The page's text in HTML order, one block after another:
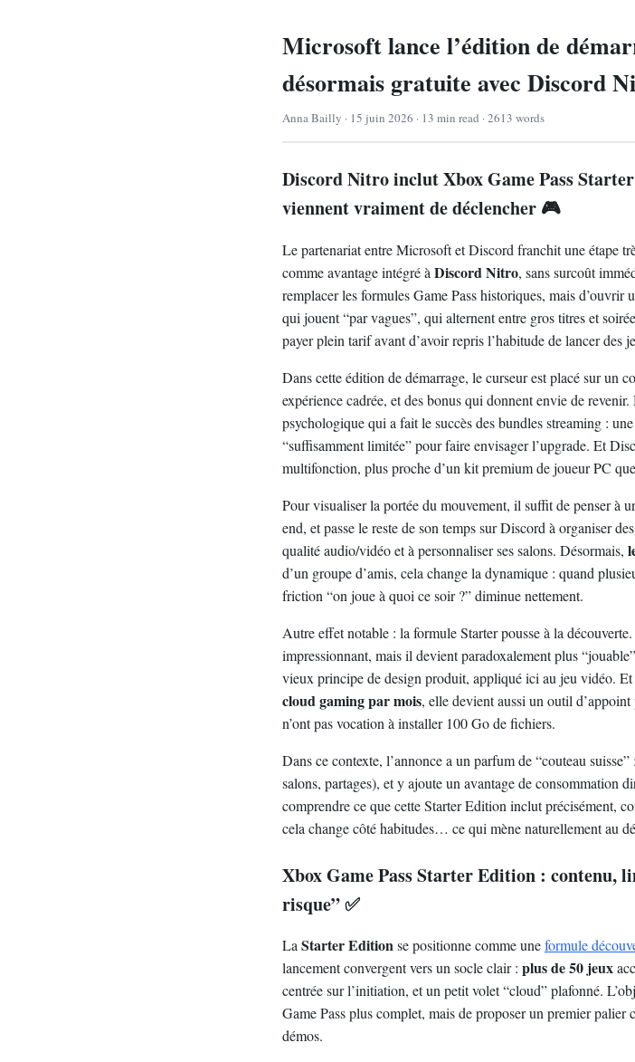
Microsoft lance l’édition de
désormais gratuite avec Discord
Anna Bailly · 15 juin 2026 · 13 min read · 2613 words
Discord Nitro inclut Xbox Game Pass
viennent vraiment de déclencher 🎮
Le partenariat entre Microsoft et Discord franchit une étape
comme avantage intégré à Discord Nitro, sans surcoût
remplacer les formules Game Pass historiques, mais d’ouvrir
qui jouent “par vagues”, qui alternent entre gros titres et
payer plein tarif avant d’avoir repris l’habitude de lancer des
Dans cette édition de démarrage, le curseur est placé sur un
expérience cadrée, et des bonus qui donnent envie de
psychologique qui a fait le succès des bundles streaming :
“suffisamment limitée” pour faire envisager l’upgrade. Et
multifonction, plus proche d’un kit premium de joueur PC
Pour visualiser la portée du mouvement, il suffit de penser à
end, et passe le reste de son temps sur Discord à organiser
qualité audio/vidéo et à personnaliser ses salons. Désormais,
d’un groupe d’amis, cela change la dynamique : quand
friction “on joue à quoi ce soir ?” diminue nettement.
Autre effet notable : la formule Starter pousse à la
impressionnant, mais il devient paradoxalement plus
vieux principe de design produit, appliqué ici au jeu vidéo. Et
cloud gaming par mois, elle devient aussi un outil
n’ont pas vocation à installer 100 Go de fichiers.
Dans ce contexte, l’annonce a un parfum de “couteau
salons, partages), et y ajoute un avantage de consommation
comprendre ce que cette Starter Edition inclut précisément,
cela change côté habitudes… ce qui mène naturellement au
Xbox Game Pass Starter Edition : contenu,
risque” ✅
La Starter Editionse positionne comme uneformule
lancement convergent vers un socle clair : plus de 50 jeux
centrée sur l’initiation, et un petit volet “cloud” plafonné.
Game Pass plus complet, mais de proposer un premier palier
démos.